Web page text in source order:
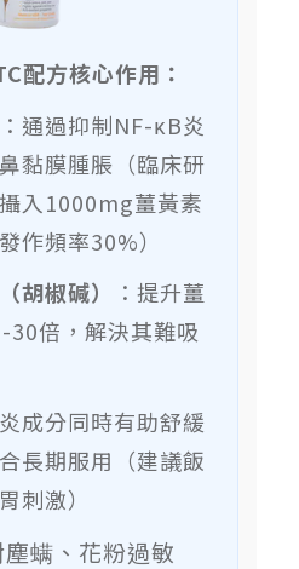
配方核心作用：
：通過抑制NF-κB炎
黏膜腫脹（臨床研
入1000mg薑黃素
作頻率30%）
胡椒碱）
：提升薑
30倍，解決其難吸
成分同時有助舒緩
長期服用（建議飯
刺激）
螨、花粉過敏